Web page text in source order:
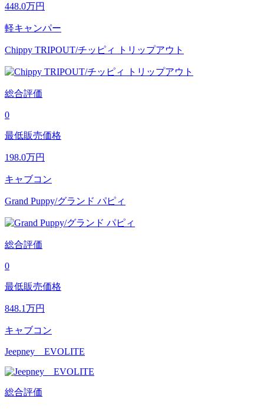
448.0万円
軽キャンパー
Chippy TRIPOUT/チッピィ トリップアウト
総合評価
0
最低販売価格
198.0万円
キャブコン
Grand Puppy/グランド パピィ
総合評価
0
最低販売価格
848.1万円
キャブコン
Jeepney EVOLITE
総合評価